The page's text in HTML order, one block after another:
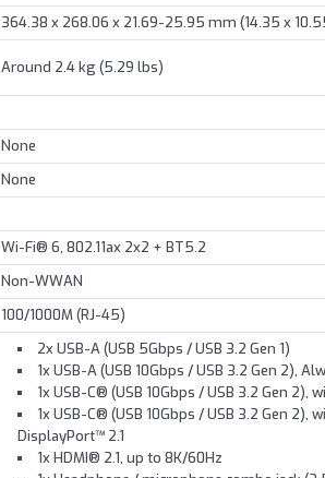
364.38 x 268.06 x 21.69-25.95 mm (14.35 x
Around 2.4 kg (5.29 lbs)
None
None
Wi-Fi® 6, 802.11ax 2x2 + BT5.2
Non-WWAN
100/1000M (RJ-45)
2x USB-A (USB 5Gbps / USB 3.2 Gen 1)
1x USB-A (USB 10Gbps / USB 3.2 Gen 2),
1x USB-C® (USB 10Gbps / USB 3.2 Gen 2),
1x USB-C® (USB 10Gbps / USB 3.2 Gen 2),
DisplayPort™ 2.1
1x HDMI® 2.1, up to 8K/60Hz